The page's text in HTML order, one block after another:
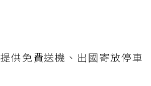
供免費送機、出國寄放停車